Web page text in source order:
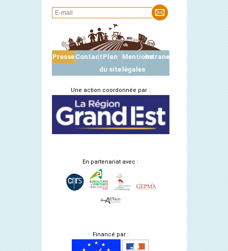
Presse Contact Plan
du site
Mentions
légales
Intranet
Une action coordonnée par :
En partenariat avec :
Financé par :